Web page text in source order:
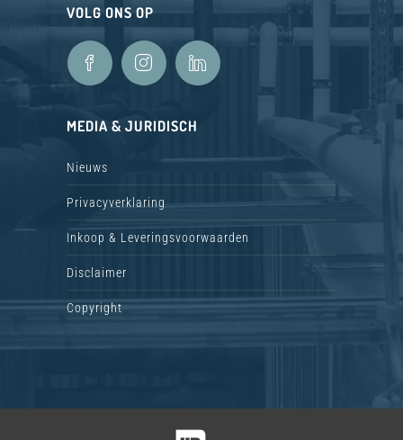
VOLG ONS OP
MEDIA & JURIDISCH
Nieuws
Privacyverklaring
Inkoop & Leveringsvoorwaarden
Disclaimer
Copyright